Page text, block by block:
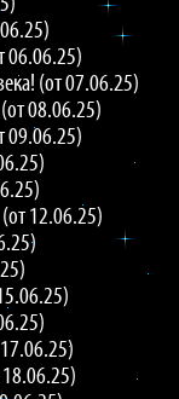
06.06.25)
(от 07.06.25)
08.06.25)
09.06.25)
12.06.25)